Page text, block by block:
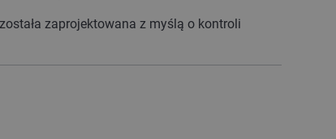
zaprojektowana z myślą o kontroli